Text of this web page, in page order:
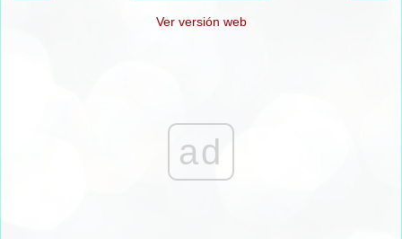
Ver versión web
ad